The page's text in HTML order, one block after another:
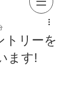
トリーを
ます!